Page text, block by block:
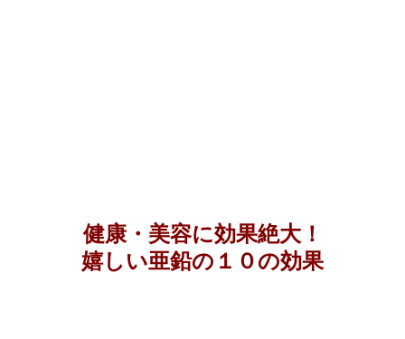
健康・美容に効果絶大！
嬉しい亜鉛の１０の効果